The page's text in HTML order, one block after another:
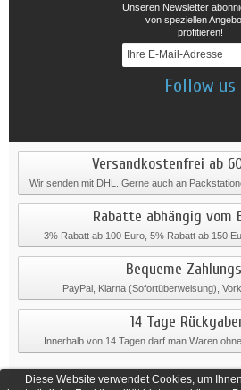
Diese Website verwendet Cookies, um Ihnen
Unseren Newsletter
von speziellen
profitieren!
Follow us
Versandkostenfrei ab
Wir senden mit DHL. Gerne auch an
Rabatte abhängig vom
3% Rabatt ab 100 Euro, 5% Rabatt ab 150
Bequeme
PayPal, Klarna (Sofortüberweisung),
14 Tage
Innerhalb von 14 Tagen darf man Waren